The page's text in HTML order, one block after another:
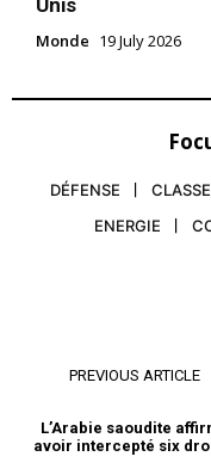
Unis
Monde 19 July 2026
DÉFENSE
ENERGIE
PREVIOUS ARTICLE
L’Arabie saoudite
avoir intercepté six